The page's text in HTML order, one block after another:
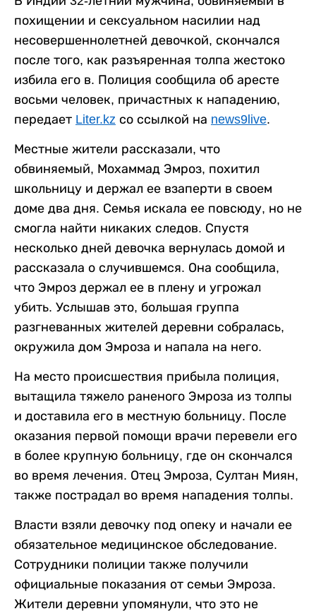
похищении и сексуальном насилии над
несовершеннолетней девочкой, скончался
после того, как разъяренная толпа жестоко
избила его в. Полиция сообщила об аресте
восьми человек, причастных к нападению,
передает Liter.kz со ссылкой на news9live.
Местные жители рассказали, что
обвиняемый, Мохаммад Эмроз, похитил
школьницу и держал ее взаперти в своем
доме два дня. Семья искала ее повсюду, но не
смогла найти никаких следов. Спустя
несколько дней девочка вернулась домой и
рассказала о случившемся. Она сообщила,
что Эмроз держал ее в плену и угрожал
убить. Услышав это, большая группа
разгневанных жителей деревни собралась,
окружила дом Эмроза и напала на него.
На место происшествия прибыла полиция,
вытащила тяжело раненого Эмроза из толпы
и доставила его в местную больницу. После
оказания первой помощи врачи перевели его
в более крупную больницу, где он скончался
во время лечения. Отец Эмроза, Султан Миян,
также пострадал во время нападения толпы.
Власти взяли девочку под опеку и начали ее
обязательное медицинское обследование.
Сотрудники полиции также получили
официальные показания от семьи Эмроза.
Жители деревни упомянули, что это не